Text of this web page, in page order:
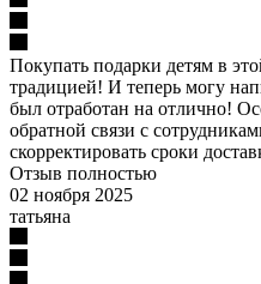
Покупать подарки детям в
традицией! И теперь могу
был отработан на отлично!
обратной связи с
скорректировать сроки
Отзыв полностью
02 ноября 2025
татьяна